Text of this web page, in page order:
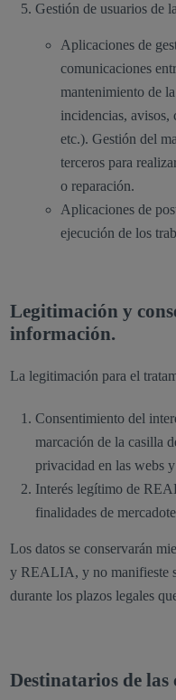
Gestión de usuarios de
Aplicaciones de
comunicaciones
mantenimiento de
incidencias, avisos,
etc.). Gestión del
terceros para
o reparación.
Aplicaciones de
ejecución de los
Legitimación y
información.
La legitimación para el
Consentimiento del
marcación de la casilla
privacidad en las webs
Interés legítimo de
finalidades de
Los datos se conservarán
y REALIA, y no manifieste
durante los plazos legales
Destinatarios de las